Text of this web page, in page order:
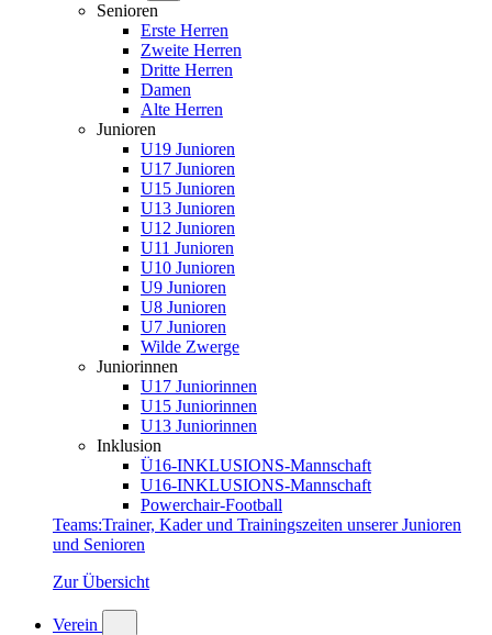
Senioren
Erste Herren
Zweite Herren
Dritte Herren
Damen
Alte Herren
Junioren
U19 Junioren
U17 Junioren
U15 Junioren
U13 Junioren
U12 Junioren
U11 Junioren
U10 Junioren
U9 Junioren
U8 Junioren
U7 Junioren
Wilde Zwerge
Juniorinnen
U17 Juniorinnen
U15 Juniorinnen
U13 Juniorinnen
Inklusion
Ü16-INKLUSIONS-Mannschaft
U16-INKLUSIONS-Mannschaft
Powerchair-Football
Teams:Trainer, Kader und Trainingszeiten unserer Junioren
und Senioren
Zur Übersicht
Verein